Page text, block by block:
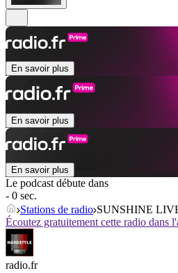
En savoir plus
En savoir plus
En savoir plus
Le podcast débute dans
- 0 sec.
Stations de radio SUNSHINE
Écoutez gratuitement cette radio dans
radio.fr